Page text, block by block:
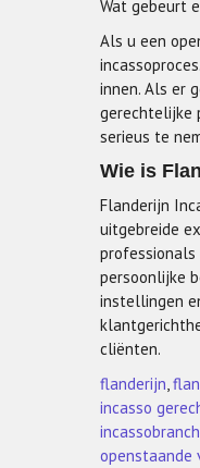
Wat gebeurt
Als u een
innen. Als er
gerechtelijke
serieus te
Wie is
Flanderijn
uitgebreide
professionals
persoonlijke
instellingen
cliënten.
flanderijn,
incasso
openstaande